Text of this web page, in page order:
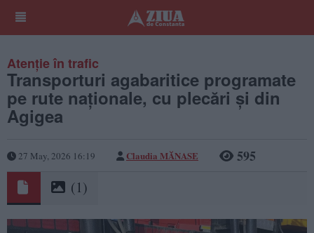
Atenție în trafic
Transporturi agabaritice programate
pe rute naționale, cu plecări și din
Agigea
27 May, 2026 16:19 Claudia MĂNASE 595
(1)